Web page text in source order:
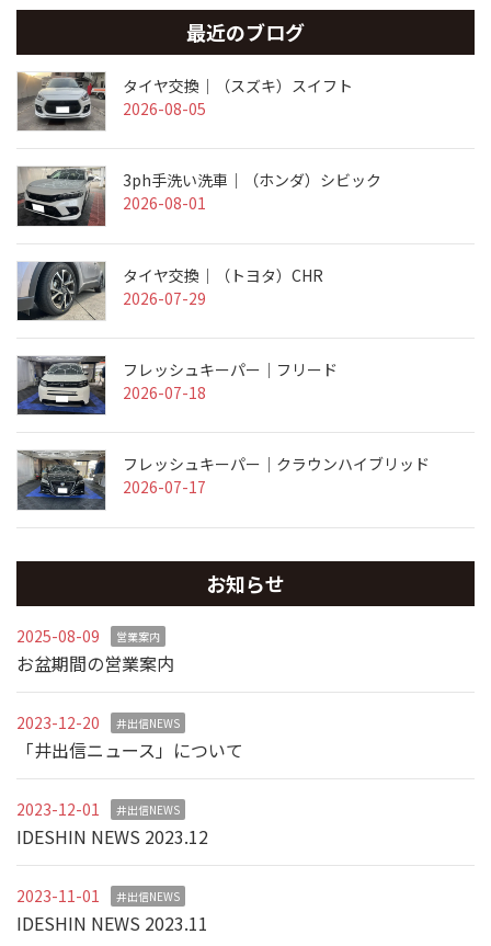
最近のブログ
タイヤ交換｜（スズキ）スイフト
2026-08-05
3ph手洗い洗車｜（ホンダ）シビック
2026-08-01
タイヤ交換｜（トヨタ）CHR
2026-07-29
フレッシュキーパー｜フリード
2026-07-18
フレッシュキーパー｜クラウンハイブリッド
2026-07-17
お知らせ
2025-08-09 営業案内
お盆期間の営業案内
2023-12-20 井出信NEWS
「井出信ニュース」について
2023-12-01 井出信NEWS
IDESHIN NEWS 2023.12
2023-11-01 井出信NEWS
IDESHIN NEWS 2023.11